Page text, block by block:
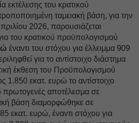
εκτέλεσης του κρατικού
ταμειακή βάση, για την
2026, παρουσιάζεται
του κρατικού προϋπολογισμού
έναντι του στόχου για έλλειμμα 909
για το αντίστοιχο διάστημα
έκθεση του Προϋπολογισμού
1.850 εκατ. ευρώ το αντίστοιχο
πρωτογενές αποτέλεσμα σε
βάση διαμορφώθηκε σε
εκατ. ευρώ, έναντι στόχου για